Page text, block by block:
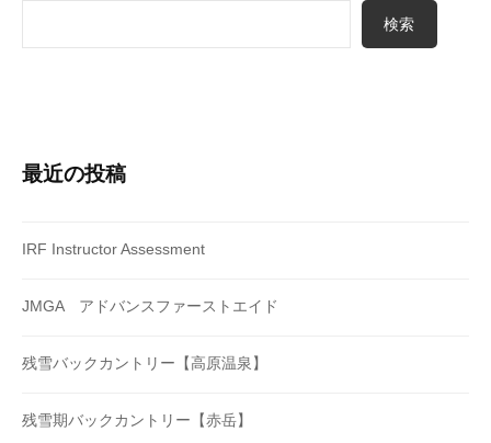
検索
最近の投稿
IRF Instructor Assessment
JMGA アドバンスファーストエイド
残雪バックカントリー【高原温泉】
残雪期バックカントリー【赤岳】